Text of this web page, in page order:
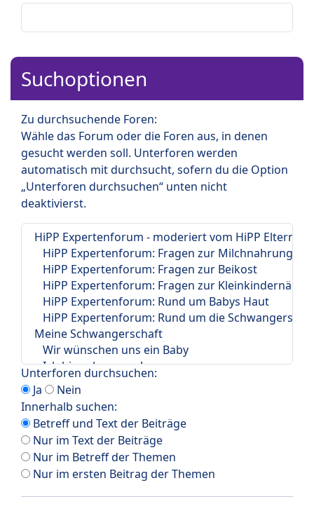
Suchoptionen
Zu durchsuchende Foren:
Wähle das Forum oder die Foren aus, in denen
gesucht werden soll. Unterforen werden
automatisch mit durchsucht, sofern du die Option
„Unterforen durchsuchen“ unten nicht
deaktivierst.
Unterforen durchsuchen:
Ja
Nein
Innerhalb suchen:
Betreff und Text der Beiträge
Nur im Text der Beiträge
Nur im Betreff der Themen
Nur im ersten Beitrag der Themen